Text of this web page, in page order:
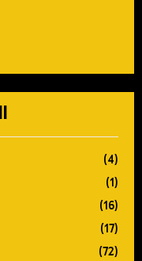
(4)
(1)
(16)
(17)
(72)